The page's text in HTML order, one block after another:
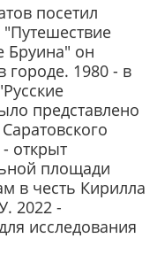
посетил
Бруина" он
городе. 1980 - в
представлено
открыт
площади
в честь Кирилла
2022 -
исследования